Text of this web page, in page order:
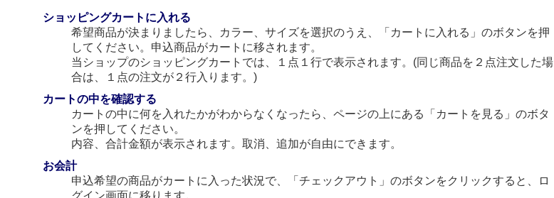
ショッピングカートに入れる
希望商品が決まりましたら、カラー、サイズを選択のうえ、「カートに入れる」のボタンを押
してください。申込商品がカートに移されます。
当ショップのショッピングカートでは、１点１行で表示されます。(同じ商品を２点注文した場
合は、１点の注文が２行入ります。)
カートの中を確認する
カートの中に何を入れたかがわからなくなったら、ページの上にある「カートを見る」のボタ
ンを押してください。
内容、合計金額が表示されます。取消、追加が自由にできます。
お会計
申込希望の商品がカートに入った状況で、「チェックアウト」のボタンをクリックすると、ロ
グイン画面に移ります。